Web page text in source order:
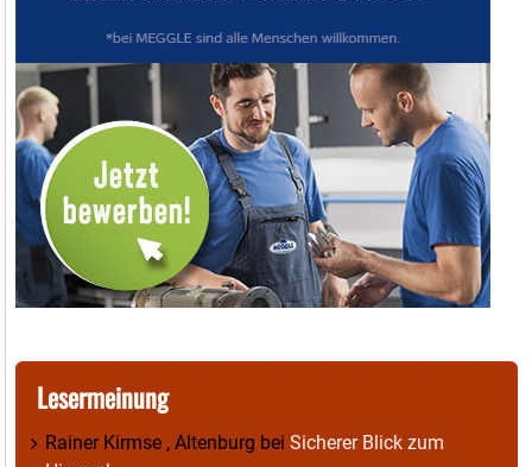
Lesermeinung
Rainer Kirmse , Altenburg bei Sicherer Blick zum